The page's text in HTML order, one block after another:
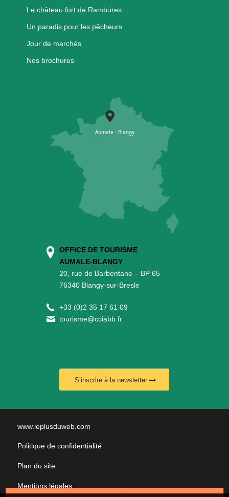
Le château fort de Rambures
Un paradis pour les pêcheurs
Jour de marchés
Nos brochures
OFFICE DE TOURISME
AUMALE-BLANGY
20, rue de Barbentane – BP 65
76340 Blangy-sur-Bresle
+33 (0)2 35 17 61 09
tourisme@cciabb.fr
S’inscrire à la newsletter
www.leplusduweb.com
Politique de confidentialité
Plan du site
Mentions légales